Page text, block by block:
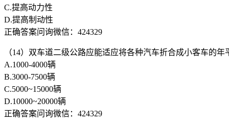
C.提高动力性
D.提高制动性
正确答案问询微信：424329
（14）双车道二级公路应能适应将各种汽车折合成小客车的年
A.1000-4000辆
B.3000-7500辆
C.5000~15000辆
D.10000~20000辆
正确答案问询微信：424329